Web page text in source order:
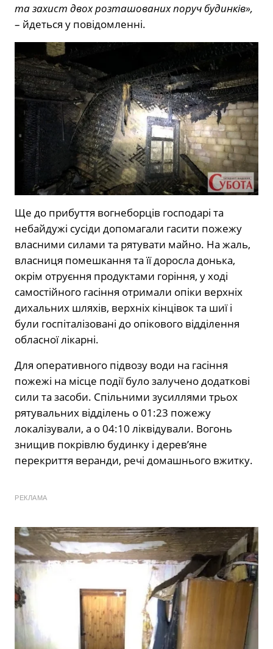
та захист двох розташованих поруч будинків»,
– йдеться у повідомленні.
Ще до прибуття вогнеборців господарі та
небайдужі сусіди допомагали гасити пожежу
власними силами та рятувати майно. На жаль,
власниця помешкання та її доросла донька,
окрім отруєння продуктами горіння, у ході
самостійного гасіння отримали опіки верхніх
дихальних шляхів, верхніх кінцівок та шиї і
були госпіталізовані до опікового відділення
обласної лікарні.
Для оперативного підвозу води на гасіння
пожежі на місце події було залучено додаткові
сили та засоби. Спільними зусиллями трьох
рятувальних відділень о 01:23 пожежу
локалізували, а о 04:10 ліквідували. Вогонь
знищив покрівлю будинку і дерев’яне
перекриття веранди, речі домашнього вжитку.
РЕКЛАМА